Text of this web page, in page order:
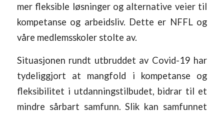
mer fleksible løsninger og alternative veier til
kompetanse og arbeidsliv. Dette er NFFL og
våre medlemsskoler stolte av.
Situasjonen rundt utbruddet av Covid-19 har
tydeliggjort at mangfold i kompetanse og
fleksibilitet i utdanningstilbudet, bidrar til et
mindre sårbart samfunn. Slik kan samfunnet